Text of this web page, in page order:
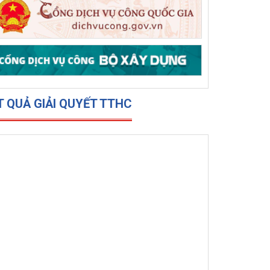
hỗ trợ 10 xã, phường phía đông tỉnh Đắk
Lắk bị thiệt hại do lũ lụt